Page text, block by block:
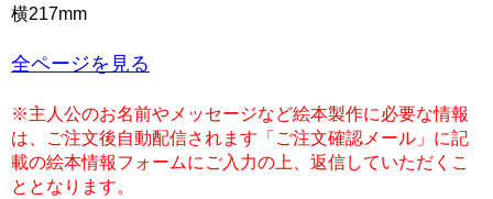
横217mm
全ページを見る
※主人公のお名前やメッセージなど絵本製作に必要な情報
は、ご注文後自動配信されます「ご注文確認メール」に記
載の絵本情報フォームにご入力の上、返信していただくこ
ととなります。